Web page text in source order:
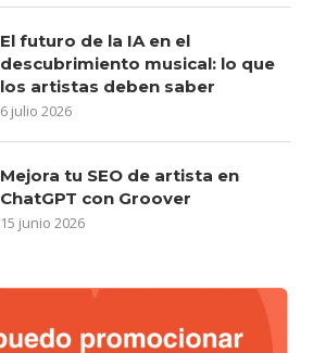
El futuro de la IA en el
descubrimiento musical: lo que
los artistas deben saber
6 julio 2026
Mejora tu SEO de artista en
ChatGPT con Groover
15 junio 2026